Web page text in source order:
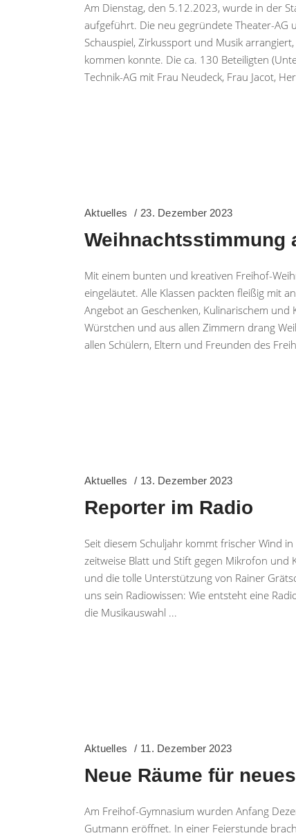
Am Dienstag, den 5.12.2023, wurde in der
aufgeführt. Die neu gegründete Theater-
Schauspiel, Zirkussport und Musik
kommen konnte. Die ca. 130 Beteiligten
Technik-AG mit Frau Neudeck, Frau Jacot,
Aktuelles 23. Dezember 2023
Weihnachtsstimmung
Mit einem bunten und kreativen Freihof-
eingeläutet. Alle Klassen packten fleißig mit
Angebot an Geschenken, Kulinarischem
Würstchen und aus allen Zimmern drang
allen Schülern, Eltern und Freunden des
Aktuelles 13. Dezember 2023
Reporter im Radio
Seit diesem Schuljahr kommt frischer Wind
zeitweise Blatt und Stift gegen Mikrofon
und die tolle Unterstützung von Rainer
uns sein Radiowissen: Wie entsteht eine
die Musikauswahl
Aktuelles 11. Dezember 2023
Neue Räume für
Am Freihof-Gymnasium wurden Anfang
Gutmann eröffnet. In einer Feierstunde